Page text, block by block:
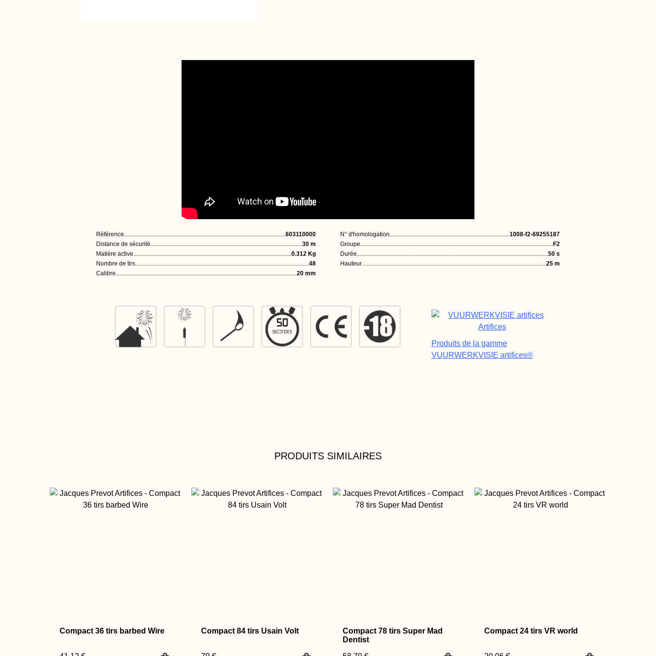
Référence 603110000 N° d'homologation
1008-f2-69255187
Distance de sécurité
30 m Groupe
F2
Matière active
0.312 Kg Durée
50 s
Nombre de tirs
48 Hauteur
25 m
Calibre
20 mm
50
SECONDES
Produits de la gamme
VUURWERKVISIE artifices®
PRODUITS SIMILAIRES
Compact 36 tirs barbed Wire Compact 84 tirs Usain Volt
Compact 78 tirs Super Mad
Dentist
Compact 24 tirs VR world